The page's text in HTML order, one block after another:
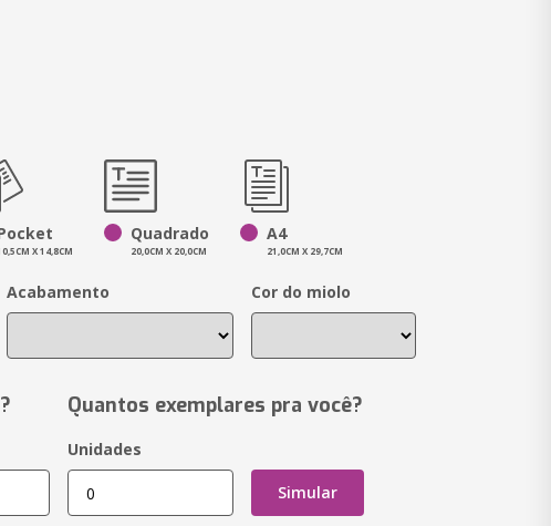
X 14,8CM
Quadrado
20,0CM X 20,0CM
A4
21,0CM X 29,7CM
Acabamento Cor do miolo
Quantos exemplares pra você?
Unidades
Simular